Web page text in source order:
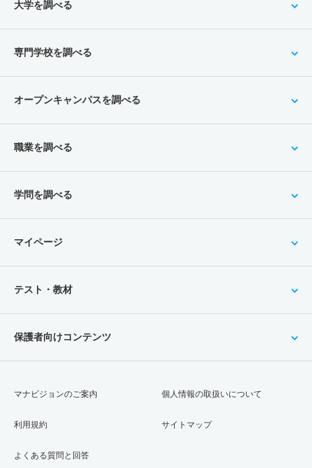
大学を調べる
専門学校を調べる
オープンキャンパスを調べる
職業を調べる
学問を調べる
マイページ
テスト・教材
保護者向けコンテンツ
マナビジョンのご案内
利用規約
よくある質問と回答
個人情報の取扱いについて
サイトマップ